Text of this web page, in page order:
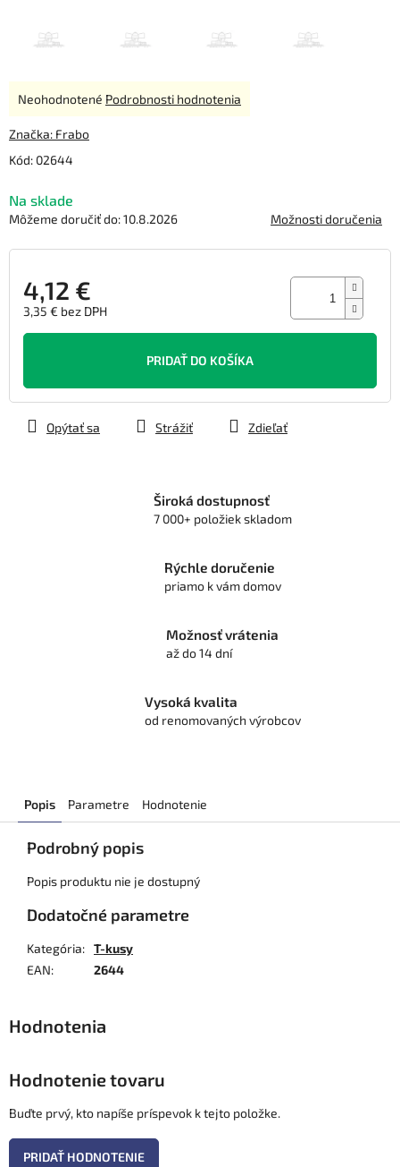
Kód: 02644
Na sklade
Môžeme doručiť do:10.8.2026 Možnosti doručenia
4,12 €
3,35 € bez DPH
Jednotková
PRIDAŤ DO KOŠÍKA
Opýtať sa Strážiť Zdieľať
Priemerné
produktu
0,0
5
hviezdičiek.
Neohodnotené Podrobnosti hodnotenia
Značka: Frabo
Široká dostupnosť
7 000+ položiek skladom
Rýchle doručenie
priamo k vám domov
Možnosť vrátenia
až do 14 dní
Vysoká kvalita
od renomovaných výrobcov
Popis Parametre Hodnotenie
Podrobný popis
Popis produktu nie je dostupný
Dodatočné parametre
Kategória: T-kusy
EAN: 2644
Hodnotenie tovaru
Buďte prvý, kto napíše príspevok k tejto položke.
PRIDAŤ HODNOTENIE